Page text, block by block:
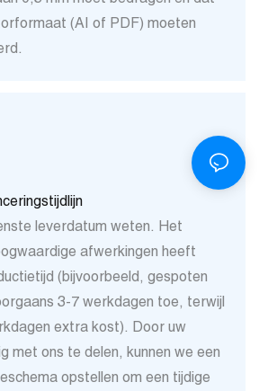
(AI of PDF) moeten
leverdatum weten. Het
afwerkingen heeft
(bijvoorbeeld, gespoten
3-7 werkdagen toe, terwijl
extra kost). Door uw
met ons te delen, kunnen we een
opstellen om een ​​tijdige